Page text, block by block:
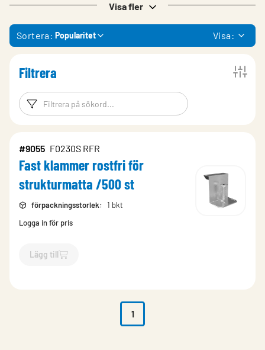
Visa fler
Sortera: Popularitet Visa:
Filtrera
Filtreringsord Filtrera
#9055 F0230S RFR
Fast klammer rostfri för
strukturmatta /500 st
förpackningsstorlek:
1 bkt
Logga in för pris
Lägg till
`$Lägg till
1